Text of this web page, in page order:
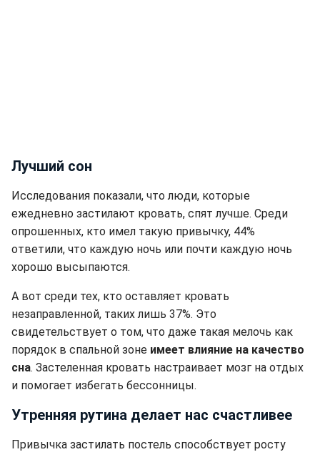
Лучший сон
Исследования показали, что люди, которые
ежедневно застилают кровать, спят лучше. Среди
опрошенных, кто имел такую привычку, 44%
ответили, что каждую ночь или почти каждую ночь
хорошо высыпаются.
А вот среди тех, кто оставляет кровать
незаправленной, таких лишь 37%. Это
свидетельствует о том, что даже такая мелочь как
порядок в спальной зоне имеет влияние на качество
сна. Застеленная кровать настраивает мозг на отдых
и помогает избегать бессонницы.
Утренняя рутина делает нас счастливее
Привычка застилать постель способствует росту